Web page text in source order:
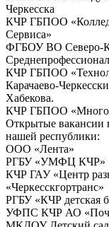
Черкесска
КЧР ГБПОО
Сервиса»
ФГБОУ ВО Северо-
КЧР ГБПОО
Карачаево-
Хабекова.
КЧР ГБПОО
Открытые вакансии
нашей республики:
ООО «Лента»
РГБУ «УМФЦ КЧР»
КЧР ГАУ «Центр
«Черкесскгортранс»
РГБУ «КЧР детская
УФПС КЧР АО